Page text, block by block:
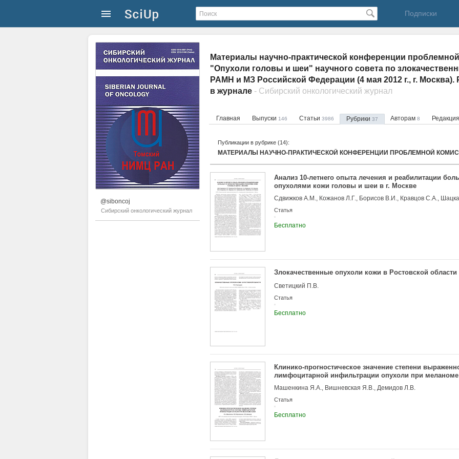
Подписки
@siboncoj
Сибирский онкологический журнал
Материалы научно-практической конференции
"Опухоли головы и шеи" научного совета по
РАМН и МЗ Российской Федерации (4 мая 2012 г., г. Москва).
в журнале - Сибирский онкологический журнал
Главная Выпуски 146 Статьи 3986 Рубрики 37 Авторам 8 Редакция
Публикации в рубрике (14):
Анализ 10-летнего опыта лечения и реабилитации
опухолями кожи головы и шеи в г. Москве
Статья
Бесплатно
Злокачественные опухоли кожи в Ростовской области
Светицкий П.В.
Статья
Бесплатно
Клинико-прогностическое значение степени
лимфоцитарной инфильтрации опухоли при
Машенкина Я.А., Вишневская Я.В., Демидов Л.В.
Статья
Бесплатно